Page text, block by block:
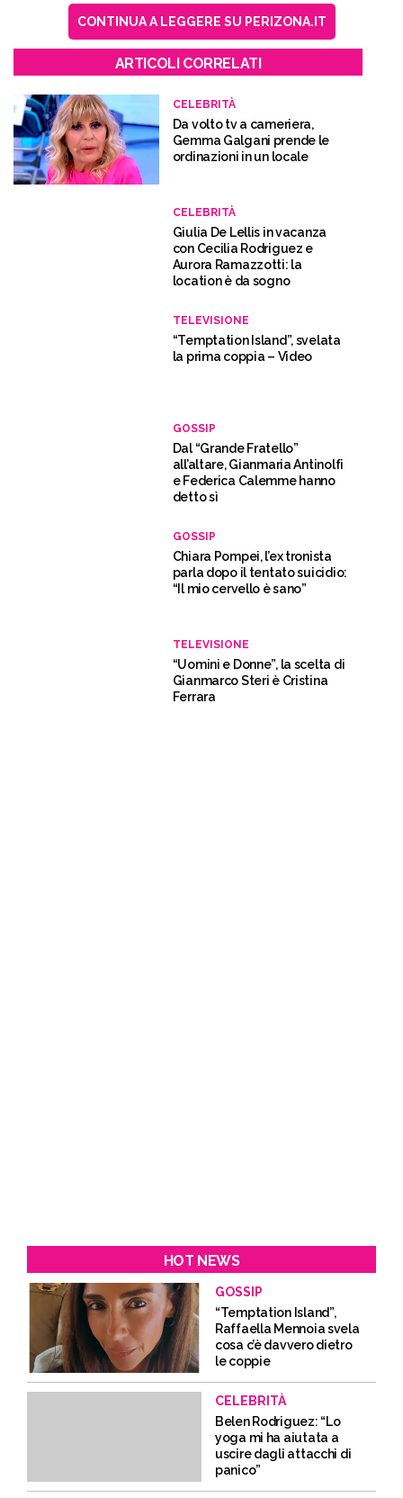
CONTINUA A LEGGERE SU PERIZONA.IT
ARTICOLI CORRELATI
CELEBRITÀ
Da volto tv a cameriera,
Gemma Galgani prende le
ordinazioni in un locale
CELEBRITÀ
Giulia De Lellis in vacanza
con Cecilia Rodriguez e
Aurora Ramazzotti: la
location è da sogno
TELEVISIONE
“Temptation Island”, svelata
la prima coppia – Video
GOSSIP
Dal “Grande Fratello”
all’altare, Gianmaria Antinolfi
e Federica Calemme hanno
detto sì
GOSSIP
Chiara Pompei, l’ex tronista
parla dopo il tentato suicidio:
“Il mio cervello è sano”
TELEVISIONE
“Uomini e Donne”, la scelta di
Gianmarco Steri è Cristina
Ferrara
HOT NEWS
GOSSIP
“Temptation Island”,
Raffaella Mennoia svela
cosa c’è davvero dietro
le coppie
CELEBRITÀ
Belen Rodriguez: “Lo
yoga mi ha aiutata a
uscire dagli attacchi di
panico”